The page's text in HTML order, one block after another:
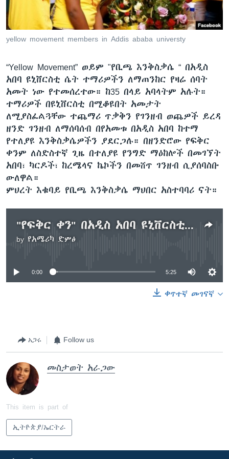
ቋንቋዎች
yellow movement members in Addis ababa universty
“Yellow Movement” ወይም "የቢጫ እንቅስቃሴ “ በአዲስ
አበባ ዩኒቨርስቲ ሴት ተማሪዎችን ለማጠንከር የዛሬ ሰባት
አመት ነው የተመሰረተው። ከ35 በላይ አባላትም አሉት።
ተማሪዎች በዩኒቨርስቲ በሚቆዩበት አመታት
ለሚያስፈልጓቸው ተጨማሪ ጥቃቅን የገንዘብ ወጨዎች ይረዳ
ዘንድ ገንዘብ ለማሰባሰብ በየአመቱ በአዲስ አበባ ከተማ
የተለያዩ እንቅስቃሴዎችን ያደርጋሉ። በዘንድሮው የፍቅር
ቀንም ለስድስተኛ ጊዜ በተለያዩ የንግድ ማዕከሎች በመገኘት
አበባ፣ ካርዶች፣ ከረሜላና ኬኮችን በመሸጥ ገንዘብ ሲያሰባስቡ
ውለዋል።
ምህረት እቁባይ የቢጫ እንቅስቃሴ ማህበር አስተባባሪ ናት።
"የፍቅር ቀን" በአዲስ አበባ ዩኒቨርስቲ ተማሪዎች
by የአሜሪካ ድምፅ
No media source currently available
0:00 5:25
ቀጥተኛ መገናኛ
አጋሩ Follow us
መስታወት አራጋው
This item is part of
ኢትዮጵያ/ኤርትራ